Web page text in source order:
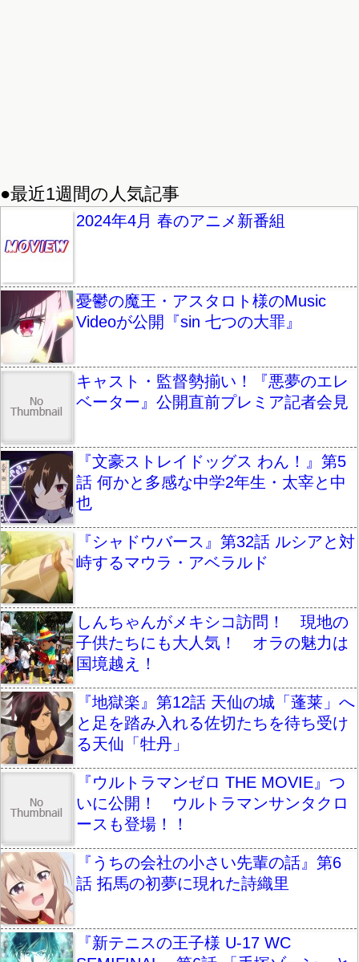
●最近1週間の人気記事
2024年4月 春のアニメ新番組
憂鬱の魔王・アスタロト様のMusic
Videoが公開『sin 七つの大罪』
キャスト・監督勢揃い！『悪夢のエレ
ベーター』公開直前プレミア記者会見
『文豪ストレイドッグス わん！』第5
話 何かと多感な中学2年生・太宰と中
也
『シャドウバース』第32話 ルシアと対
峙するマウラ・アベラルド
しんちゃんがメキシコ訪問！ 現地の
子供たちにも大人気！ オラの魅力は
国境越え！
『地獄楽』第12話 天仙の城「蓬莱」へ
と足を踏み入れる佐切たちを待ち受け
る天仙「牡丹」
『ウルトラマンゼロ THE MOVIE』つ
いに公開！ ウルトラマンサンタクロ
ースも登場！！
『うちの会社の小さい先輩の話』第6
話 拓馬の初夢に現れた詩織里
『新テニスの王子様 U-17 WC